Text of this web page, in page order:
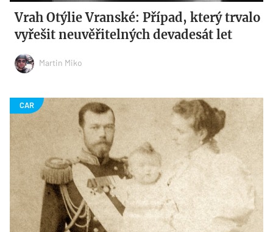
Vrah Otýlie Vranské: Případ, který trvalo
vyřešit neuvěřitelných devadesát let
Martin Miko